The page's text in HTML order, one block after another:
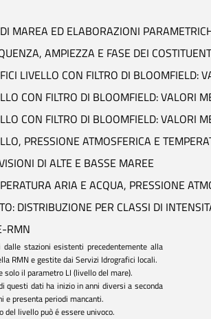
MAREA ED ELABORAZIONI
AMPIEZZA E FASE DEI
LIVELLO CON FILTRO DI BLOOMFIELD:
CON FILTRO DI BLOOMFIELD: VALORI
CON FILTRO DI BLOOMFIELD: VALORI
PRESSIONE ATMOSFERICA E
DI ALTE E BASSE MAREE
ARIA E ACQUA, PRESSIONE
DISTRIBUZIONE PER CLASSI DI
RMN
dalle stazioni esistenti precedentemente alla
RMN e gestite dai Servizi Idrografici locali.
solo il parametro LI (livello del mare).
questi dati ha inizio in anni diversi a seconda
e presenta periodi mancanti.
del livello può é essere univoco.